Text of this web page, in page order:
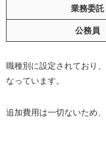
業務委託
公務員
職種別に設定されており
なっています。
追加費用は一切ないため